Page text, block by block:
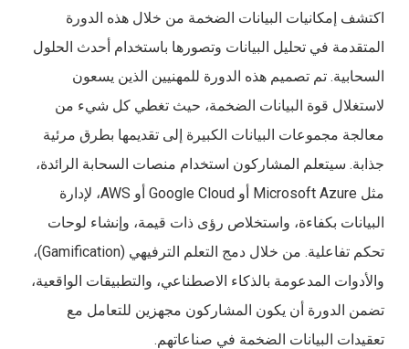
اكتشف إمكانيات البيانات الضخمة من خلال هذه الدورة
المتقدمة في تحليل البيانات وتصورها باستخدام أحدث الحلول
السحابية. تم تصميم هذه الدورة للمهنيين الذين يسعون
لاستغلال قوة البيانات الضخمة، حيث تغطي كل شيء من
معالجة مجموعات البيانات الكبيرة إلى تقديمها بطرق مرئية
جذابة. سيتعلم المشاركون استخدام منصات السحابة الرائدة،
مثل Microsoft Azure أو Google Cloud أو AWS، لإدارة
البيانات بكفاءة، واستخلاص رؤى ذات قيمة، وإنشاء لوحات
تحكم تفاعلية. من خلال دمج التعلم الترفيهي (Gamification)،
والأدوات المدعومة بالذكاء الاصطناعي، والتطبيقات الواقعية،
تضمن الدورة أن يكون المشاركون مجهزين للتعامل مع
تعقيدات البيانات الضخمة في صناعاتهم.